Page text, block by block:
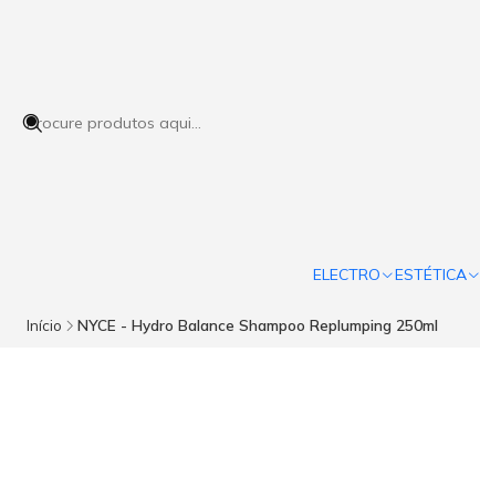
ELECTRO ESTÉTICA
Início NYCE - Hydro Balance Shampoo Replumping 250ml